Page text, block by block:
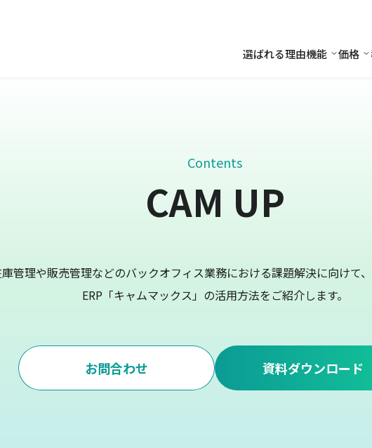
選ばれる理由機能 機能
価格
Contents
CAM UP
管理や販売管理などのバックオフィス業務における課題解決に向けて
ERP「キャムマックス」の活用方法をご紹介します。
お問合わせ 資料ダウンロード